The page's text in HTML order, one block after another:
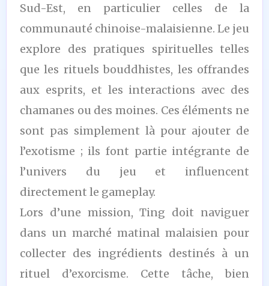
Sud-Est, en particulier celles de la
communauté chinoise-malaisienne. Le jeu
explore des pratiques spirituelles telles
que les rituels bouddhistes, les offrandes
aux esprits, et les interactions avec des
chamanes ou des moines. Ces éléments ne
sont pas simplement là pour ajouter de
l’exotisme ; ils font partie intégrante de
l’univers du jeu et influencent
directement le gameplay.
Lors d’une mission, Ting doit naviguer
dans un marché matinal malaisien pour
collecter des ingrédients destinés à un
rituel d’exorcisme. Cette tâche, bien